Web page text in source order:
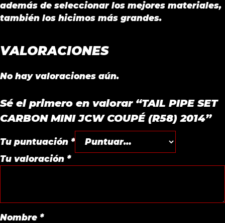
además de seleccionar los mejores materiales,
también los hicimos más grandes.
VALORACIONES
No hay valoraciones aún.
Sé el primero en valorar “TAIL PIPE SET
CARBON MINI JCW COUPÉ (R58) 2014”
Tu puntuación *
Tu valoración *
Nombre *